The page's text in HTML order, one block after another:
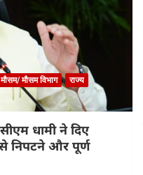
मौसम/ मौसम विभाग
राज्य
धामी ने दिए
निपटने और पूर्ण